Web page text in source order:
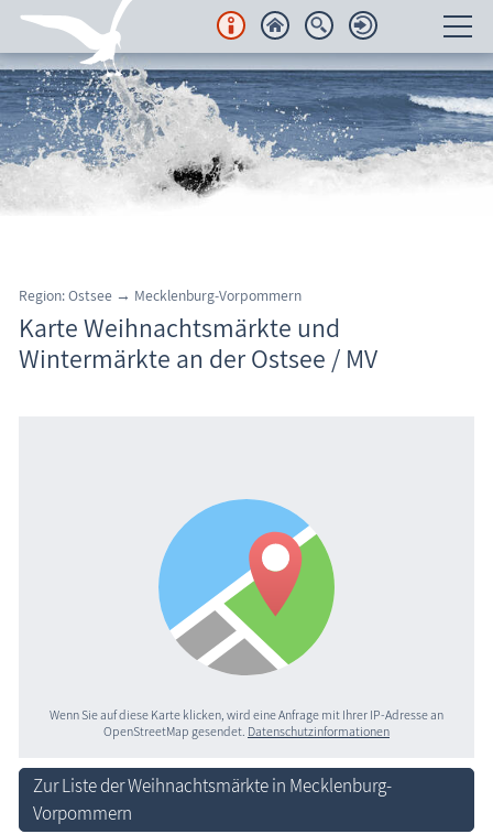
Unterkünfte
Regionales
Urlaubsorte
Freizeit
Wissenswertes
Region: Ostsee → Mecklenburg-Vorpommern
Karte Weihnachtsmärkte und
Wintermärkte an der Ostsee / MV
Wenn Sie auf diese Karte klicken, wird eine Anfrage mit Ihrer IP-Adresse an
OpenStreetMap gesendet. Datenschutzinformationen
Zur Liste der Weihnachtsmärkte in Mecklenburg-
Vorpommern